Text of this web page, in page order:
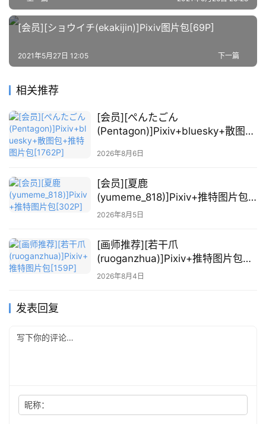
关
本
[会员][ショウイチ(ekakijin)]Pixiv图片包[69P]
下一篇
2021年5月27日 12:05
相关推荐
[会员][ぺんたごん
(Pentagon)]Pixiv+bluesky+散图包
2026年8月6日
[会员][夏鹿
(yumeme_818)]Pixiv+推特图片包
[302P]
2026年8月5日
[画师推荐][若干爪
(ruoganzhua)]Pixiv+推特图片包
[159P]
2026年8月4日
发表回复
昵称：